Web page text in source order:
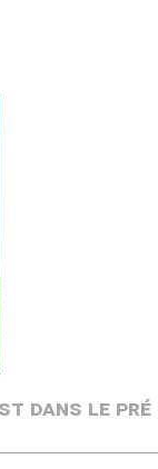
dans le pré